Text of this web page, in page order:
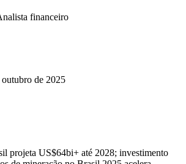
financeiro
de 2025
projeta US$64bi+ até 2028; investimento